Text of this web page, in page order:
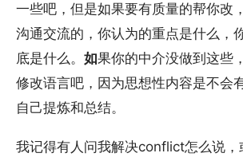
一些吧，但是如果要有质量的帮你改
沟通交流的，你认为的重点是什么，
底是什么。 如果你的中介没做到这些
修改语言吧，因为思想性内容是不会
自己提炼和总结。
我记得有人问我解决conflict怎么说，